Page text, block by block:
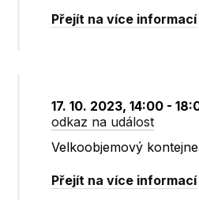
Přejít na více informací
17. 10. 2023, 14:00 -
odkaz na událost
Velkoobjemový
Přejít na více informací